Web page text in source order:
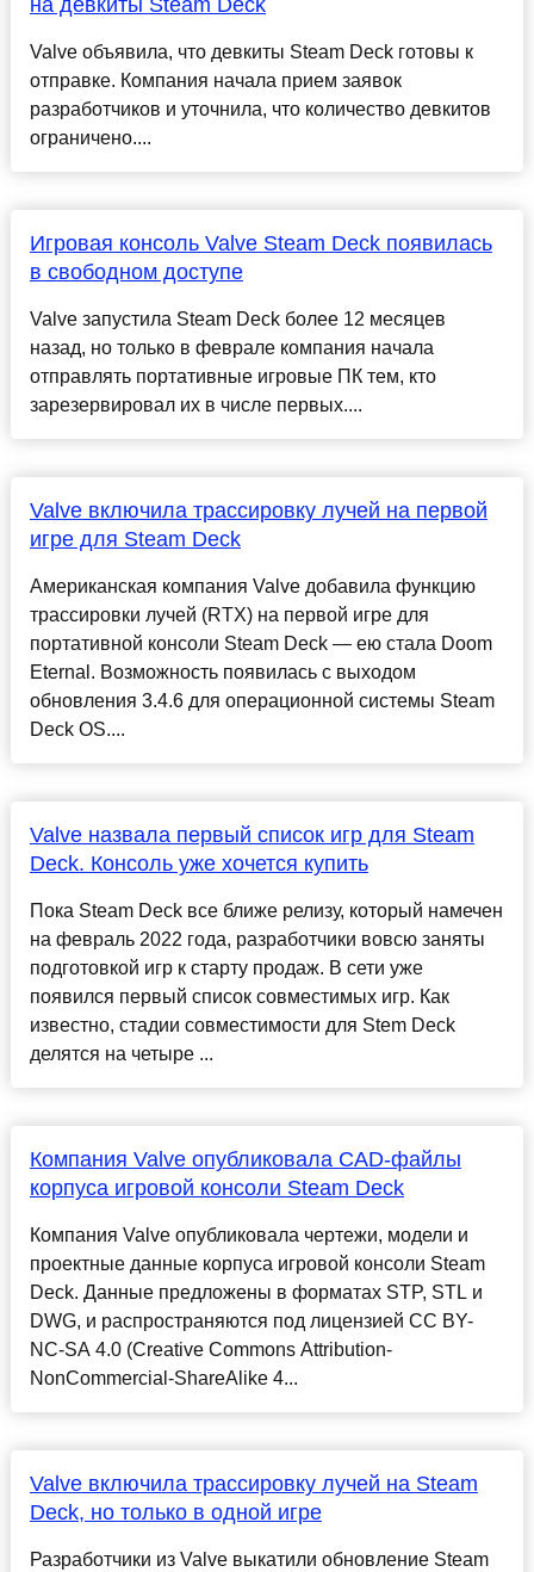
на девкиты Steam Deck
Valve объявила, что девкиты Steam Deck готовы к
отправке. Компания начала прием заявок
разработчиков и уточнила, что количество девкитов
ограничено....
Игровая консоль Valve Steam Deck появилась
в свободном доступе
Valve запустила Steam Deck более 12 месяцев
назад, но только в феврале компания начала
отправлять портативные игровые ПК тем, кто
зарезервировал их в числе первых....
Valve включила трассировку лучей на первой
игре для Steam Deck
Американская компания Valve добавила функцию
трассировки лучей (RTX) на первой игре для
портативной консоли Steam Deck — ею стала Doom
Eternal. Возможность появилась с выходом
обновления 3.4.6 для операционной системы Steam
Deck OS....
Valve назвала первый список игр для Steam
Deck. Консоль уже хочется купить
Пока Steam Deck все ближе релизу, который намечен
на февраль 2022 года, разработчики вовсю заняты
подготовкой игр к старту продаж. В сети уже
появился первый список совместимых игр. Как
известно, стадии совместимости для Stem Deck
делятся на четыре ...
Компания Valve опубликовала CAD-файлы
корпуса игровой консоли Steam Deck
Компания Valve опубликовала чертежи, модели и
проектные данные корпуса игровой консоли Steam
Deck. Данные предложены в форматах STP, STL и
DWG, и распространяются под лицензией CC BY-
NC-SA 4.0 (Creative Commons Attribution-
NonCommercial-ShareAlike 4...
Valve включила трассировку лучей на Steam
Deck, но только в одной игре
Разработчики из Valve выкатили обновление Steam